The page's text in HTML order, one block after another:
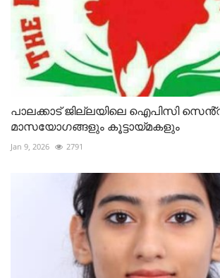
പാലക്കാട് ജില്ലയിലെ ഐപിസി
മാസയോഗങ്ങളും കൂട്ടായ്മകളും
Jan 9, 2026 2791